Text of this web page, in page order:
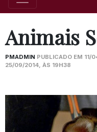
Animais
PMADMIN PUBLICADO EM
25/09/2014, ÀS 19H38